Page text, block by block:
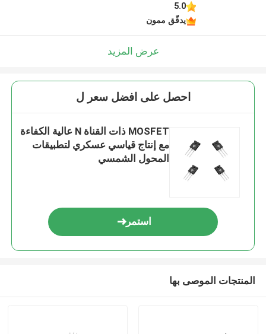
5.0
يدقّق ممون
عرض المزيد
احصل على افضل سعر ل
MOSFET ذات القناة N عالية الكفاءة
مع إنتاج قياسي عسكري لتطبيقات
المحول الشمسي
استمر
المنتجات الموصى بها